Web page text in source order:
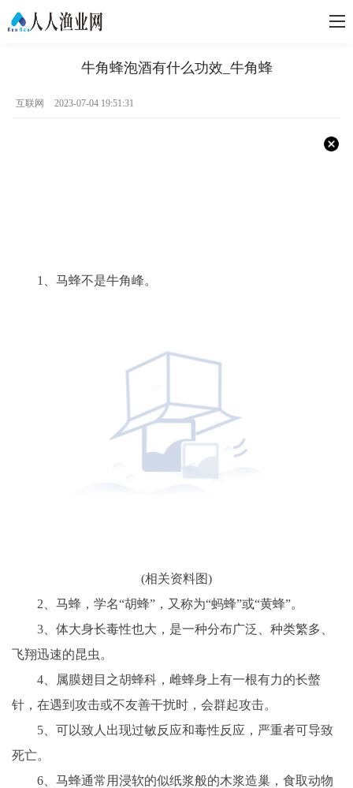
牛角蜂泡酒有什么功效_牛角蜂
互联网 2023-07-04 19:51:31
1、马蜂不是牛角峰。
(相关资料图)
2、马蜂，学名“胡蜂”，又称为“蚂蜂”或“黄蜂”。
3、体大身长毒性也大，是一种分布广泛、种类繁多、
飞翔迅速的昆虫。
4、属膜翅目之胡蜂科，雌蜂身上有一根有力的长螫
针，在遇到攻击或不友善干扰时，会群起攻击。
5、可以致人出现过敏反应和毒性反应，严重者可导致
死亡。
6、马蜂通常用浸软的似纸浆般的木浆造巢，食取动物